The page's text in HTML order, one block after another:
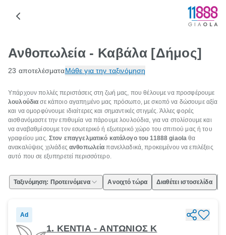
Ανθοπωλεία - Καβάλα [Δήμος]
23 αποτελέσματαΜάθε για την ταξινόμηση
Υπάρχουν πολλές περιστάσεις στη ζωή μας, που θέλουμε να προσφέρουμε
λουλούδιασε κάποιο αγαπημένο μας πρόσωπο, με σκοπό να δώσουμε αξία
και να ομορφύνουμε ιδιαίτερες και σημαντικές στιγμές. Άλλες φορές
αισθανόμαστε την επιθυμία να πάρουμε λουλούδια, για να στολίσουμε και
να αναβαθμίσουμε τον εσωτερικό ή εξωτερικό χώρο του σπιτιού μας ή του
γραφείου μας. Στον επαγγελματικό κατάλογο του 11888giaola θα
ανακαλύψεις χιλιάδες ανθοπωλεία πανελλαδικά, προκειμένου να επιλέξεις
αυτό που σε εξυπηρετεί περισσότερο.
Ταξινόμηση: Προτεινόμενα Ανοιχτό τώρα Διαθέτει ιστοσελίδα
Ad
1. ΚΕΝΤΙΑ - ΑΝΤΩΝΙΟΣ Κ